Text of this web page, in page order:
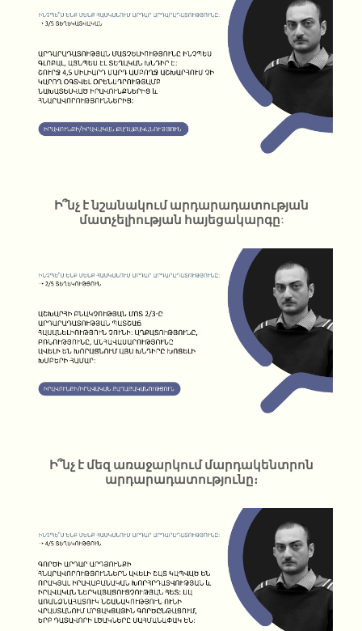
Ի՞նչ է նշանակում արդարադատության
մատչելիության հայեցակարգը:
Ի՞նչ է մեզ առաջարկում մարդակենտրոն
արդարադատությունը։